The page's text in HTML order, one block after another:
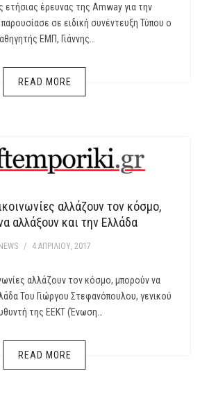
ετήσιας έρευνας της Amway για την
σε ειδική συνέντευξη Τύπου ο
ΕΜΠ, Γιάννης…
READ MORE
αλλάζουν τον κόσμο,
αλλάξουν και την Ελλάδα
NEWS / 4 ΑΠΡΙΛΊΟΥ, 2017
αλλάζουν τον κόσμο, μπορούν να
Του Γιώργου Στεφανόπουλου, γενικού
της ΕΕΚΤ (Ένωση…
READ MORE